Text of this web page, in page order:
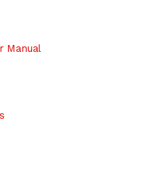
Manual